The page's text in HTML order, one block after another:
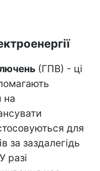
(ГПВ) - ці
на
для
за заздалегідь
разі